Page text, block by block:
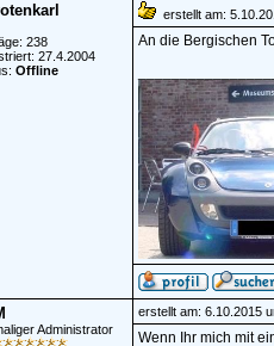
238
27.4.2004
Offline
erstellt am:
An die Bergischen
Administrator
erstellt am: 6.10.2015
Wenn Ihr mich mit